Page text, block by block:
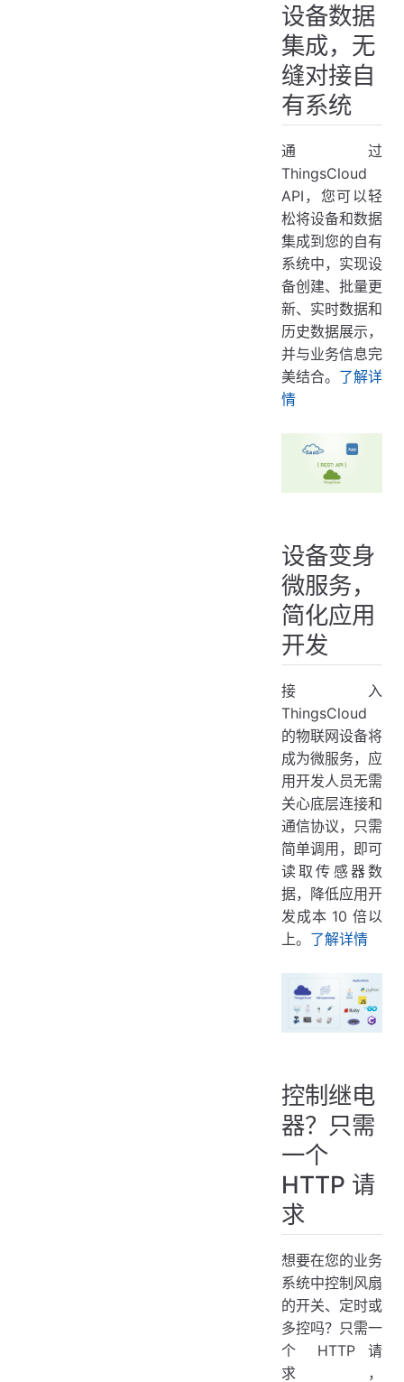
设备数据
集成，无
缝对接自
有系统
通过
ThingsCloud
API，您可以轻
松将设备和数据
集成到您的自有
系统中，实现设
备创建、批量更
新、实时数据和
历史数据展示，
并与业务信息完
美结合。 了解详
情
设备变身
微服务，
简化应用
开发
接入
ThingsCloud
的物联网设备将
成为微服务，应
用开发人员无需
关心底层连接和
通信协议，只需
简单调用，即可
读取传感器数
据，降低应用开
发成本 10 倍以
上。 了解详情
控制继电
器？只需
一个
HTTP 请
求
想要在您的业务
系统中控制风扇
的开关、定时或
多控吗？只需一
个 HTTP 请
求，